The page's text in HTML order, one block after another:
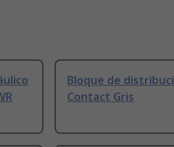
Bloque de
Contact Gris